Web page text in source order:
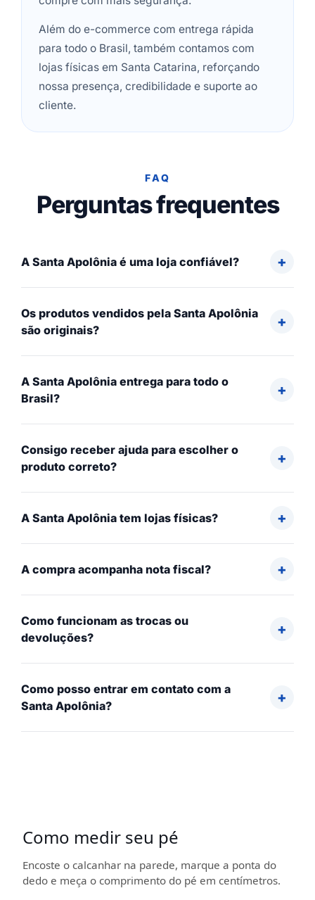
Além do e-commerce com entrega rápida
para todo o Brasil, também contamos com
lojas físicas em Santa Catarina, reforçando
nossa presença, credibilidade e suporte ao
cliente.
FAQ
Perguntas frequentes
A Santa Apolônia é uma loja confiável?
Os produtos vendidos pela Santa Apolônia
são originais?
A Santa Apolônia entrega para todo o
Brasil?
Consigo receber ajuda para escolher o
produto correto?
A Santa Apolônia tem lojas físicas?
A compra acompanha nota fiscal?
Como funcionam as trocas ou
devoluções?
Como posso entrar em contato com a
Santa Apolônia?
Como medir seu pé
Encoste o calcanhar na parede, marque a ponta do
dedo e meça o comprimento do pé em centímetros.